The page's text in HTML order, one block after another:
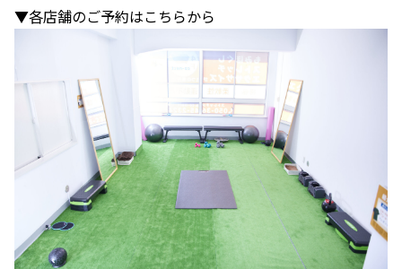
▼各店舗のご予約はこちらから